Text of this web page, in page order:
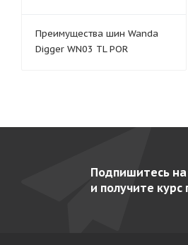
Преимущества шин Wanda
Digger WN03 TL POR
Подпишитесь
и получите